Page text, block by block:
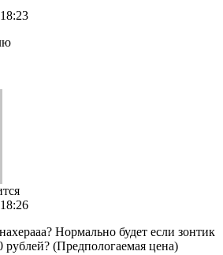
Нормально будет если зонтик
рублей? (Предпологаемая цена)